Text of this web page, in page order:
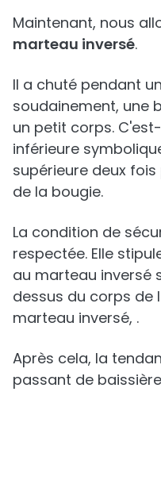
Maintenant, nous
Il a chuté pendant
soudainement, une
un petit corps.
inférieure
supérieure deux fois
de la bougie.
La condition de
respectée. Elle
au marteau inversé
dessus du corps de
Après cela, la
passant de baissière